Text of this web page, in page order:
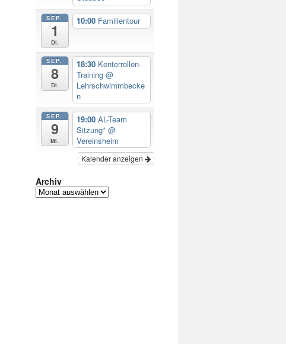
SEP.
1
Di.
10:00 Familientour
SEP.
8
Di.
18:30 Kenterrollen-
Training @
Lehrschwimmbecke
n
SEP.
9
Mi.
19:00 AL-Team
Sitzung* @
Vereinsheim
Kalender anzeigen
Archiv
Archiv